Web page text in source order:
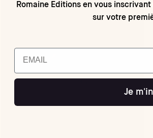
Romaine Editions en vous
sur votre
Email
Je